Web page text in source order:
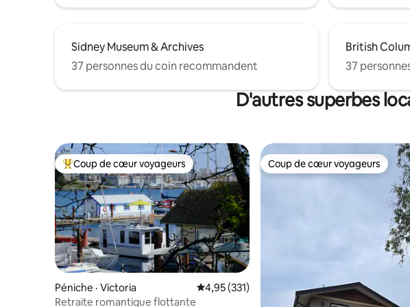
Sidney Museum & Archives
37 personnes du coin recommandent
British
37
D'autres superbes
Coup de cœur voyageurs parmi les plus aimés
Coup de cœur voyageurs
Péniche · Victoria Note moyenne de 4,95 sur 5, 331
4,95 (331)
Retraite romantique flottante
Coup de cœur voyageurs
Coup de cœur voyageurs